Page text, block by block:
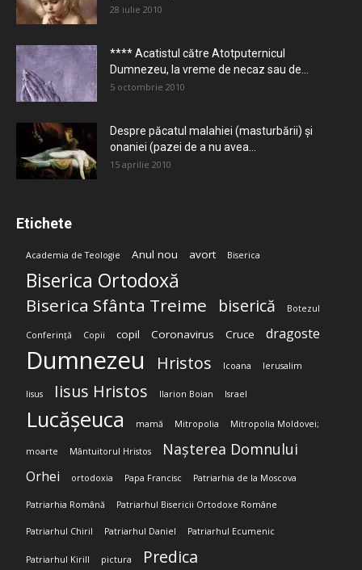
28 iulie 2010
**** Acatistul către Atotputernicul
Dumnezeu, la vreme de necaz sau de...
5 octombrie 2010
Despre păcatul malahiei (masturbării) şi
onaniei (pazei de a nu avea...
15 aprilie 2010
Etichete
Academia de Teologie Anul nou avort Biserica
Biserica Ortodoxă
Biserica Sfânta Treime biserică Botezul
Conferință Copii copil Coronavirus Cruce dragoste
Dumnezeu Hristos Icoana Ierusalim
Iisus Iisus Hristos Ilarion Boian Israel
Lucășeuca mamă Mitropolia Mitropolia Moldovei;
moarte Mântuitorul Hristos Nașterea Domnului
Orhei ortodoxia Papa Francisc Patriarhia de la Moscova
Patriarhia Română Patriarhul Bisericii Ortodoxe Române
Patriarhul Chiril Patriarhul Daniel Patriarhul Ecumenic
Patriarhul Kirill pictura Predica